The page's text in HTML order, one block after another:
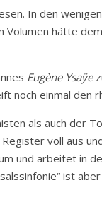
In den
hätte
Eugène Ysaÿe
noch einmal den
als auch der
voll aus
und arbeitet in
ist